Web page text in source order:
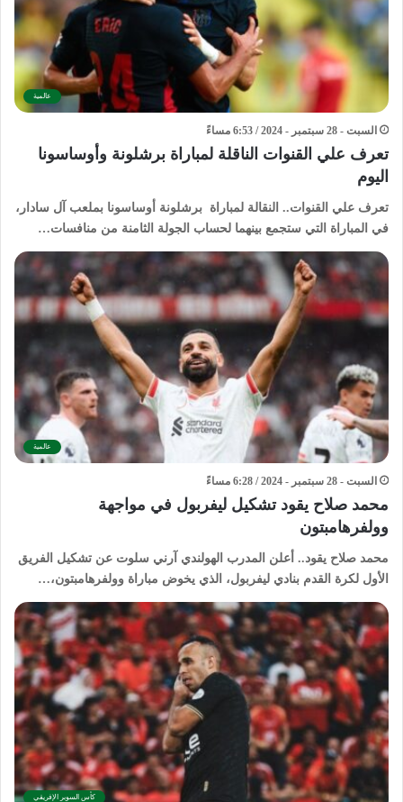
عالمية
السبت - 28 سبتمبر - 2024 / 6:53 مساءً
تعرف علي القنوات الناقلة لمباراة برشلونة وأوساسونا
اليوم
تعرف علي القنوات.. النقالة لمباراة برشلونة أوساسونا بملعب آل سادار،
في المباراة التي ستجمع بينهما لحساب الجولة الثامنة من منافسات…
عالمية
السبت - 28 سبتمبر - 2024 / 6:28 مساءً
محمد صلاح يقود تشكيل ليفربول في مواجهة
وولفرهامبتون
محمد صلاح يقود.. أعلن المدرب الهولندي آرني سلوت عن تشكيل الفريق
الأول لكرة القدم بنادي ليفربول، الذي يخوض مباراة وولفرهامبتون،…
كأس السوبر الإفريقي